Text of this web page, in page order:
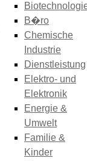
B�ro
Chemische
Industrie
Dienstleistung
Elektro- und
Elektronik
Energie &
Umwelt
Familie &
Kinder